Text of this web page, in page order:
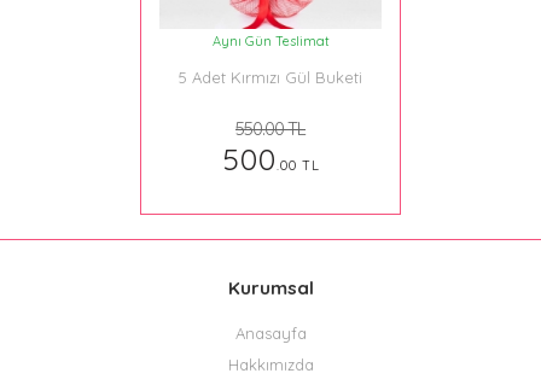
Aynı Gün Teslimat
5 Adet Kırmızı Gül Buketi
550.00 TL
500.00 TL
Kurumsal
Anasayfa
Hakkımızda